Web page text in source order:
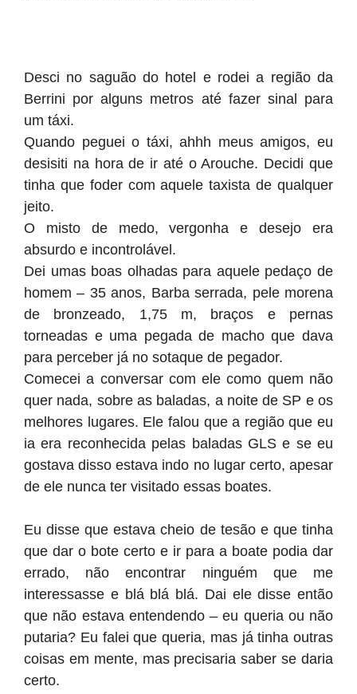
Desci no saguão do hotel e rodei a região da
Berrini por alguns metros até fazer sinal para
um táxi.
Quando peguei o táxi, ahhh meus amigos, eu
desisiti na hora de ir até o Arouche. Decidi que
tinha que foder com aquele taxista de qualquer
jeito.
O misto de medo, vergonha e desejo era
absurdo e incontrolável.
Dei umas boas olhadas para aquele pedaço de
homem – 35 anos, Barba serrada, pele morena
de bronzeado, 1,75 m, braços e pernas
torneadas e uma pegada de macho que dava
para perceber já no sotaque de pegador.
Comecei a conversar com ele como quem não
quer nada, sobre as baladas, a noite de SP e os
melhores lugares. Ele falou que a região que eu
ia era reconhecida pelas baladas GLS e se eu
gostava disso estava indo no lugar certo, apesar
de ele nunca ter visitado essas boates.
Eu disse que estava cheio de tesão e que tinha
que dar o bote certo e ir para a boate podia dar
errado, não encontrar ninguém que me
interessasse e blá blá blá. Dai ele disse então
que não estava entendendo – eu queria ou não
putaria? Eu falei que queria, mas já tinha outras
coisas em mente, mas precisaria saber se daria
certo.